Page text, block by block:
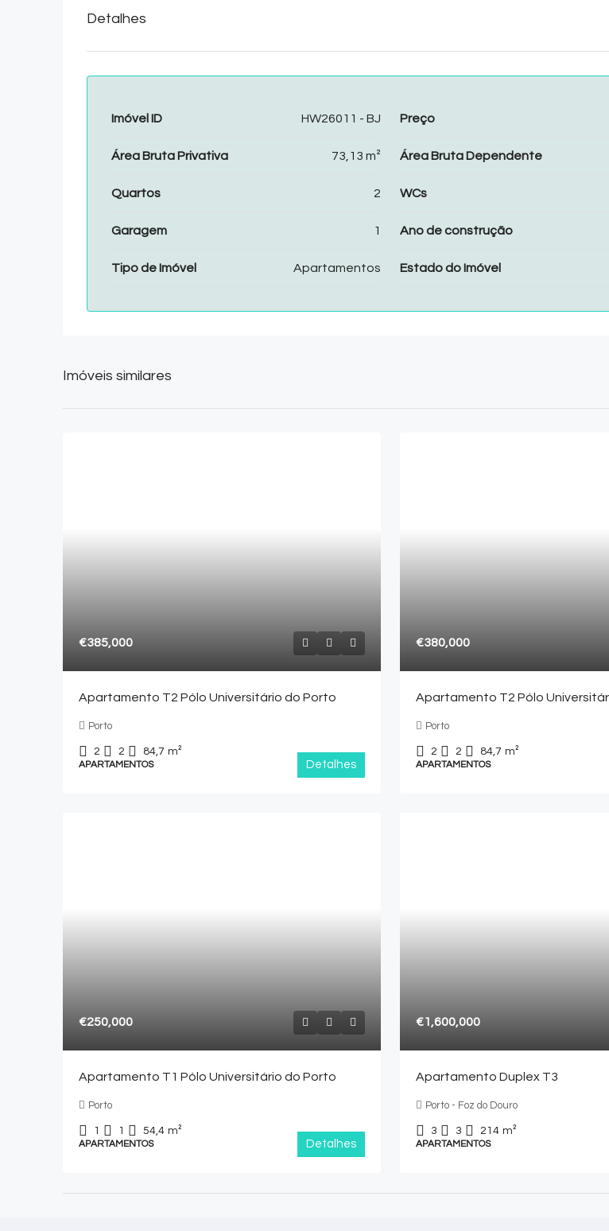
Detalhes
Imóvel ID HW26011 - BJ Preço
Área Bruta Privativa 73,13 m² Área Bruta Dependente
Quartos 2 WCs
Garagem 1 Ano de construção
Tipo de Imóvel Apartamentos Estado do Imóvel
Imóveis similares
€385,000
Apartamento T2 Pólo Universitário do Porto
Porto
2 2 84,7 m²
APARTAMENTOS Detalhes
€380,000
Apartamento T2 Pólo
Porto
2 2 84,7 m²
APARTAMENTOS
€250,000
Apartamento T1 Pólo Universitário do Porto
Porto
1 1 54,4 m²
APARTAMENTOS Detalhes
€1,600,000
Apartamento Duplex T3
Porto - Foz do Douro
3 3 214 m²
APARTAMENTOS